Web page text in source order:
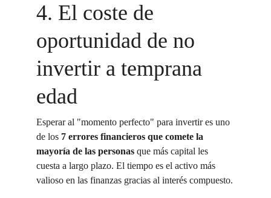
4. El coste de
oportunidad de no
invertir a temprana
edad
Esperar al "momento perfecto" para invertir es uno
de los 7 errores financieros que comete la
mayoría de las personas que más capital les
cuesta a largo plazo. El tiempo es el activo más
valioso en las finanzas gracias al interés compuesto.